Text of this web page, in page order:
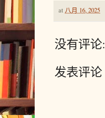
at 八月 16, 2025
没有评论:
发表评论